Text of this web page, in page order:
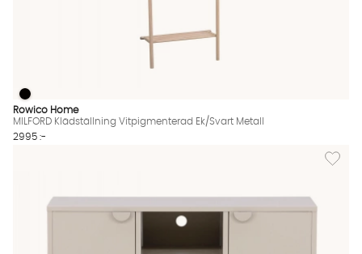
MILFORD Klädställning Vitpigmenterad Ek/Svart Metall Finns
MILFORD Klädställning Vitpigmenterad Ek/Svart Metall
Rowico Home
MILFORD Klädställning Vitpigmenterad Ek/Svart Metall
2995 :-
Lägg